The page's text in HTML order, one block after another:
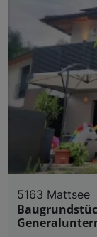
5163 Mattsee